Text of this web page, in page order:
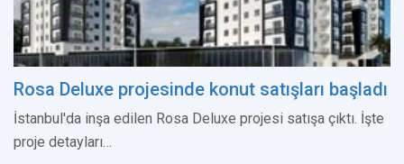
Rosa Deluxe projesinde konut satışları başladı
İstanbul'da inşa edilen Rosa Deluxe projesi satışa çıktı. İşte
proje detayları…